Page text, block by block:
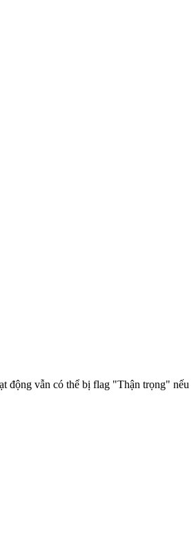
động vẫn có thể bị flag "Thận trọng" nếu